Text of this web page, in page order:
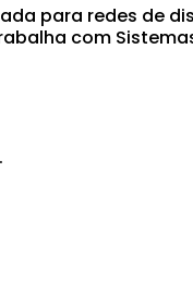
para redes de
com